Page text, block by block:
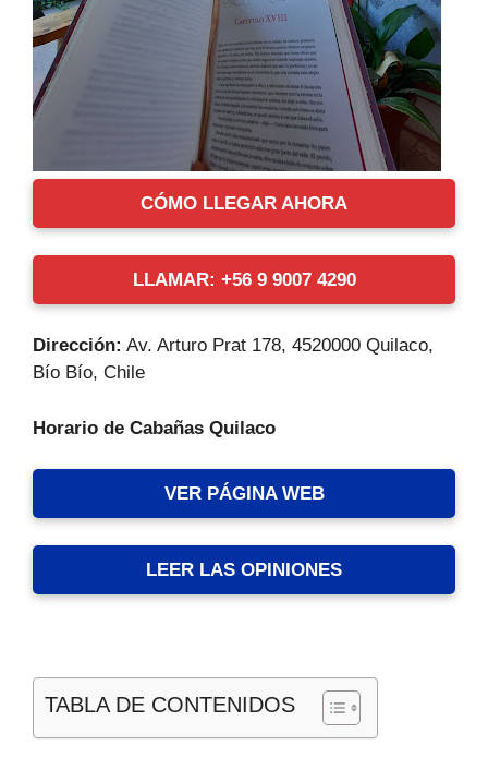
CÓMO LLEGAR AHORA
LLAMAR: +56 9 9007 4290
Dirección: Av. Arturo Prat 178, 4520000 Quilaco,
Bío Bío, Chile
Horario de Cabañas Quilaco
VER PÁGINA WEB
LEER LAS OPINIONES
TABLA DE CONTENIDOS